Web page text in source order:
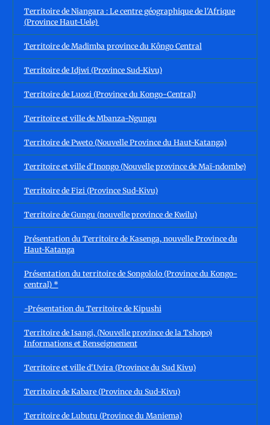
Territoire de Niangara : Le centre géographique de l'Afrique
(Province Haut-Uele)
Territoire de Madimba province du Kôngo Central
Territoire de Idjwi (Province Sud-Kivu)
Territoire de Luozi (Province du Kongo-Central)
Territoire et ville de Mbanza-Ngungu
Territoire de Pweto (Nouvelle Province du Haut-Katanga)
Territoire et ville d'Inongo (Nouvelle province de Maï-ndombe)
Territoire de Fizi (Province Sud-Kivu)
Territoire de Gungu (nouvelle province de Kwilu)
Présentation du Territoire de Kasenga, nouvelle Province du
Haut-Katanga
Présentation du territoire de Songololo (Province du Kongo-
central) *
-Présentation du Territoire de Kipushi
Territoire de Isangi, (Nouvelle province de la Tshopo)
Informations et Renseignement
Territoire et ville d'Uvira (Province du Sud Kivu)
Territoire de Kabare (Province du Sud-Kivu)
Territoire de Lubutu (Province du Maniema)